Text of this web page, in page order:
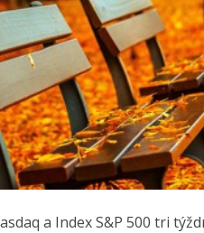
a Index S&P 500 tri